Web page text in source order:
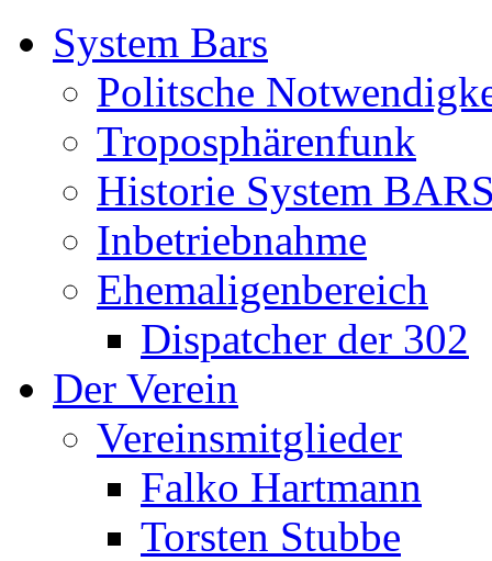
System Bars
Politsche
Troposphärenfunk
Historie System
Inbetriebnahme
Ehemaligenbereich
Dispatcher der 302
Der Verein
Vereinsmitglieder
Falko Hartmann
Torsten Stubbe